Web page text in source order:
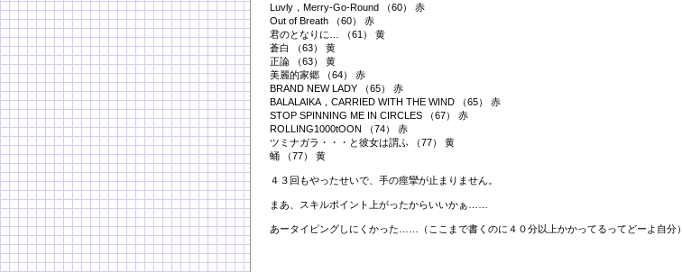
Luvly，Merry-Go-Round （60） 赤
Out of Breath （60） 赤
君のとなりに… （61） 黄
蒼白 （63） 黄
正論 （63） 黄
美麗的家郷 （64） 赤
BRAND NEW LADY （65） 赤
BALALAIKA，CARRIED WITH THE WIND （65） 赤
STOP SPINNING ME IN CIRCLES （67） 赤
ROLLING1000tOON （74） 赤
ツミナガラ・・・と彼女は謂ふ （77） 黄
蛹 （77） 黄
４３回もやったせいで、手の痙攣が止まりません。
まあ、スキルポイント上がったからいいかぁ……
あータイピングしにくかった……（ここまで書くのに４０分以上かかってるってどーよ自分）